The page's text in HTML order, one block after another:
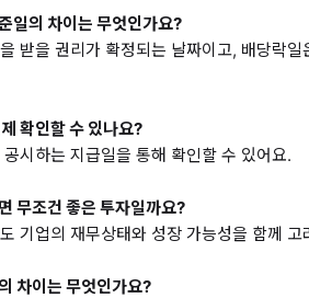
일의 차이는 무엇인가요?
받을 권리가 확정되는 날짜이고, 배당락
확인할 수 있나요?
시하는 지급일을 통해 확인할 수 있어요.
무조건 좋은 투자일까요?
기업의 재무상태와 성장 가능성을 함께 고
차이는 무엇인가요?